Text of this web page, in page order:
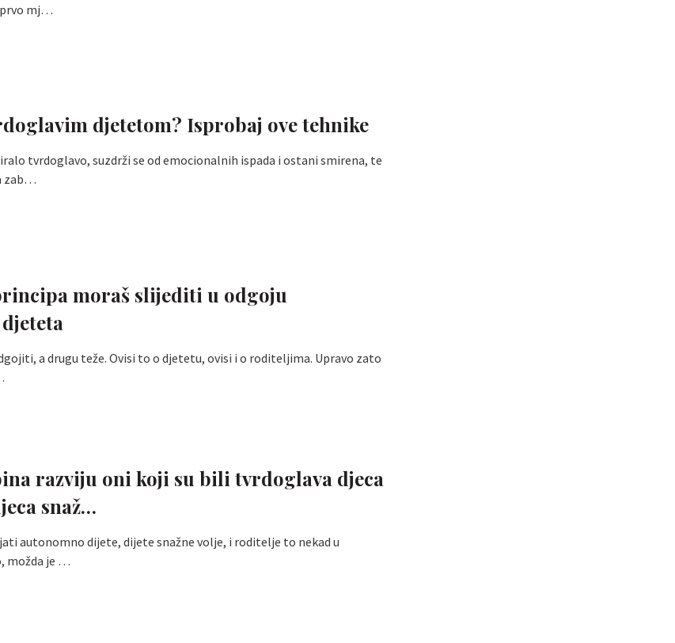
mj…
djetetom? Isprobaj ove tehnike
tvrdoglavo, suzdrži se od emocionalnih ispada i ostani smirena, te
zab…
moraš slijediti u odgoju
a drugu teže. Ovisi to o djetetu, ovisi i o roditeljima. Upravo zato
razviju oni koji su bili tvrdoglava djeca
snaž…
autonomno dijete, dijete snažne volje, i roditelje to nekad u
možda je …